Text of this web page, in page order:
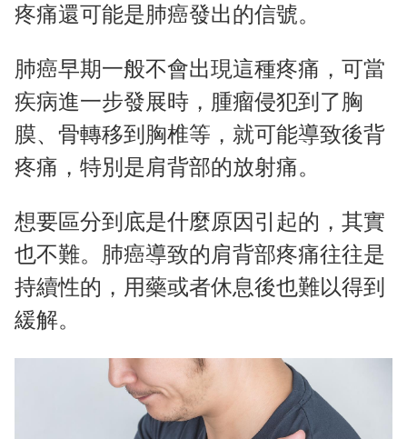
疼痛還可能是肺癌發出的信號。
肺癌早期一般不會出現這種疼痛，可當
疾病進一步發展時，腫瘤侵犯到了胸
膜、骨轉移到胸椎等，就可能導致後背
疼痛，特別是肩背部的放射痛。
想要區分到底是什麼原因引起的，其實
也不難。肺癌導致的肩背部疼痛往往是
持續性的，用藥或者休息後也難以得到
緩解。